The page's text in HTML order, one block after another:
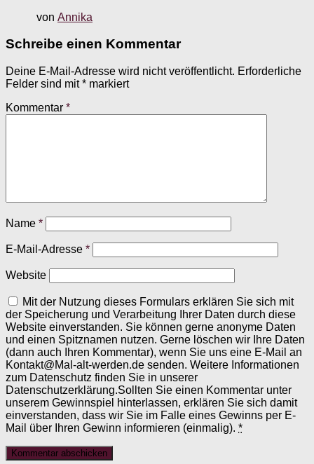
von Annika
Schreibe einen Kommentar
Deine E-Mail-Adresse wird nicht veröffentlicht. Erforderliche
Felder sind mit* markiert
Kommentar *
Name *
E-Mail-Adresse *
Website
Mit der Nutzung dieses Formulars erklären Sie sich mit
der Speicherung und Verarbeitung Ihrer Daten durch diese
Website einverstanden. Sie können gerne anonyme Daten
und einen Spitznamen nutzen. Gerne löschen wir Ihre Daten
(dann auch Ihren Kommentar), wenn Sie uns eine E-Mail an
Kontakt@Mal-alt-werden.de senden. Weitere Informationen
zum Datenschutz finden Sie in unserer
Datenschutzerklärung.Sollten Sie einen Kommentar unter
unserem Gewinnspiel hinterlassen, erklären Sie sich damit
einverstanden, dass wir Sie im Falle eines Gewinns per E-
Mail über Ihren Gewinn informieren (einmalig). *